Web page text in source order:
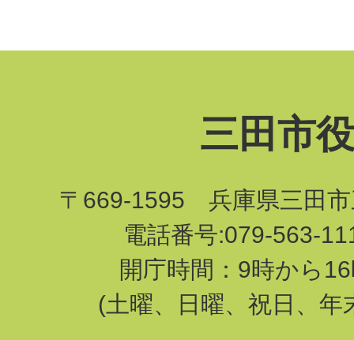
三田市
〒669-1595 兵庫県三田市
電話番号:079-563-
開庁時間：9時から
(土曜、日曜、祝日、年